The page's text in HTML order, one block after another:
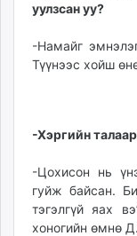
уулзсан уу?
-Намайг
Түүнээс хойш
-Хэргийн
-Цохисон нь
гуйж байсан.
тэгэлгүй яах
хоногийн өмнө